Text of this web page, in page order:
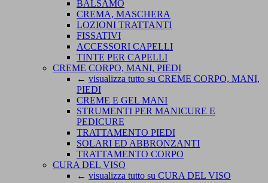
BALSAMO
CREMA, MASCHERA
LOZIONI TRATTANTI
FISSATIVI
ACCESSORI CAPELLI
TINTE PER CAPELLI
CREME CORPO, MANI, PIEDI
← visualizza tutto su CREME CORPO, MANI,
PIEDI
CREME E GEL MANI
STRUMENTI PER MANICURE E
PEDICURE
TRATTAMENTO PIEDI
SOLARI ED ABBRONZANTI
TRATTAMENTO CORPO
CURA DEL VISO
← visualizza tutto su CURA DEL VISO